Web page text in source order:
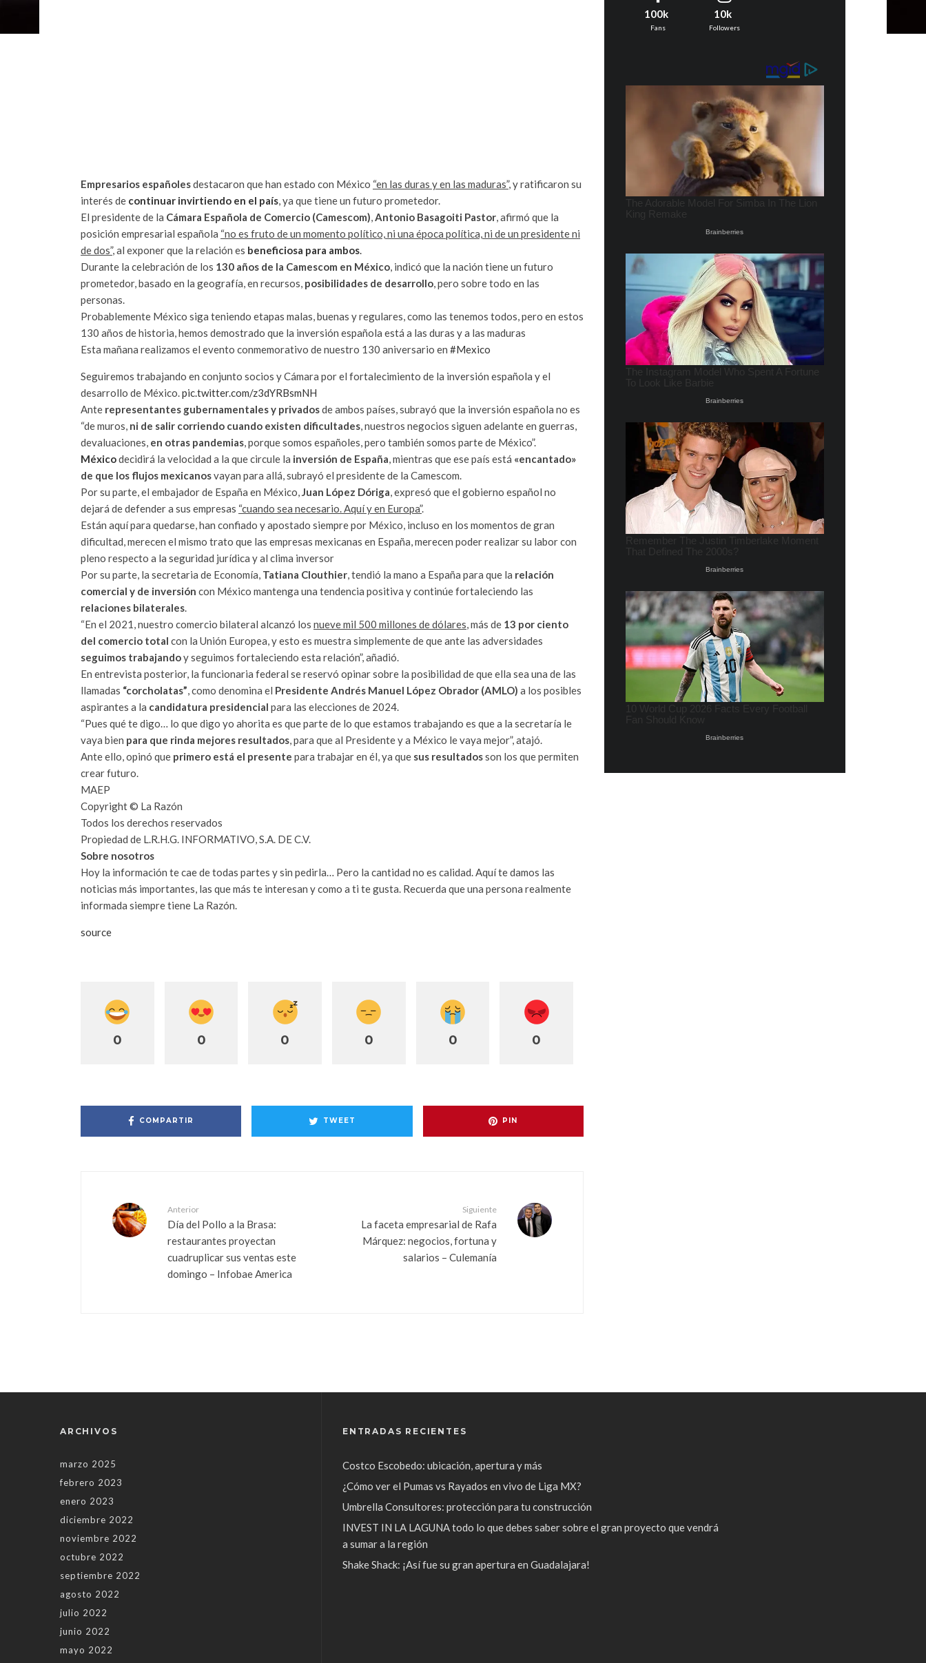
Empresarios españolesdestacaron que han estado con México “en las duras y en las maduras”, y ratificaron su
interés de continuar invirtiendo en el país, ya que tiene un futuro prometedor.
El presidente de la Cámara Española de Comercio (Camescom),Antonio Basagoiti Pastor, afirmó que la
posición empresarial española “no es fruto de un momento político, ni una época política, ni de un presidente ni
de dos”, al exponer que la relación es beneficiosa para ambos.
Durante la celebración de los 130 años de la Camescom en México, indicó que la nación tiene un futuro
prometedor, basado en la geografía, en recursos, posibilidades de desarrollo, pero sobre todo en las
personas.
Probablemente México siga teniendo etapas malas, buenas y regulares, como las tenemos todos, pero en estos
130 años de historia, hemos demostrado que la inversión española está a las duras y a las maduras
Esta mañana realizamos el evento conmemorativo de nuestro 130 aniversario en #Mexico
Seguiremos trabajando en conjunto socios y Cámara por el fortalecimiento de la inversión española y el
desarrollo de México.pic.twitter.com/z3dYRBsmNH
Ante representantes gubernamentales y privadosde ambos países, subrayó que la inversión española no es
“de muros, ni de salir corriendo cuando existen dificultades, nuestros negocios siguen adelante en guerras,
devaluaciones, en otras pandemias, porque somos españoles, pero también somos parte de México”.
Méxicodecidirá la velocidad a la que circule la inversión de España, mientras que ese país está «encantado»
de que los flujos mexicanosvayan para allá, subrayó el presidente de la Camescom.
Por su parte, el embajador de España en México,Juan López Dóriga, expresó que el gobierno español no
dejará de defender a sus empresas “cuando sea necesario. Aquí y en Europa”.
Están aquí para quedarse, han confiado y apostado siempre por México, incluso en los momentos de gran
dificultad, merecen el mismo trato que las empresas mexicanas en España, merecen poder realizar su labor con
pleno respecto a la seguridad jurídica y al clima inversor
Por su parte, la secretaria de Economía, Tatiana Clouthier, tendió la mano a España para que la relación
comercial y de inversión con México mantenga una tendencia positiva y continúe fortaleciendo las
relaciones bilaterales.
“En el 2021, nuestro comercio bilateral alcanzó los nueve mil 500 millones de dólares, más de 13 por ciento
del comercio total con la Unión Europea, y esto es muestra simplemente de que ante las adversidades
seguimos trabajandoy seguimos fortaleciendo esta relación”, añadió.
En entrevista posterior, la funcionaria federal se reservó opinar sobre la posibilidad de que ella sea una de las
llamadas “corcholatas”, como denomina el Presidente Andrés Manuel López Obrador (AMLO) a los posibles
aspirantes a la candidatura presidencial para las elecciones de 2024.
“Pues qué te digo… lo que digo yo ahorita es que parte de lo que estamos trabajando es que a la secretaría le
vaya bien para que rinda mejores resultados, para que al Presidente y a México le vaya mejor”, atajó.
Ante ello, opinó que primero está el presente para trabajar en él, ya que sus resultadosson los que permiten
crear futuro.
MAEP
Copyright © La Razón
Todos los derechos reservados
Propiedad de L.R.H.G. INFORMATIVO, S.A. DE C.V.
Sobre nosotros
Hoy la información te cae de todas partes y sin pedirla… Pero la cantidad no es calidad. Aquí te damos las
noticias más importantes, las que más te interesan y como a ti te gusta. Recuerda que una persona realmente
informada siempre tiene La Razón.
source
0 0 0 0 0 0
COMPARTIR TWEET PIN
Anterior
Día del Pollo a la Brasa:
restaurantes proyectan
cuadruplicar sus ventas este
domingo – Infobae America
Siguiente
La faceta empresarial de Rafa
Márquez: negocios, fortuna y
salarios – Culemanía
100k
Fans
10k
Followers
ARCHIVOS
marzo 2025
febrero 2023
enero 2023
diciembre 2022
noviembre 2022
octubre 2022
septiembre 2022
agosto 2022
julio 2022
junio 2022
mayo 2022
ENTRADAS RECIENTES
Costco Escobedo: ubicación, apertura y más
¿Cómo ver el Pumas vs Rayados en vivo de Liga MX?
Umbrella Consultores: protección para tu construcción
INVEST IN LA LAGUNA todo lo que debes saber sobre el gran proyecto que vendrá
a sumar a la región
Shake Shack: ¡Así fue su gran apertura en Guadalajara!